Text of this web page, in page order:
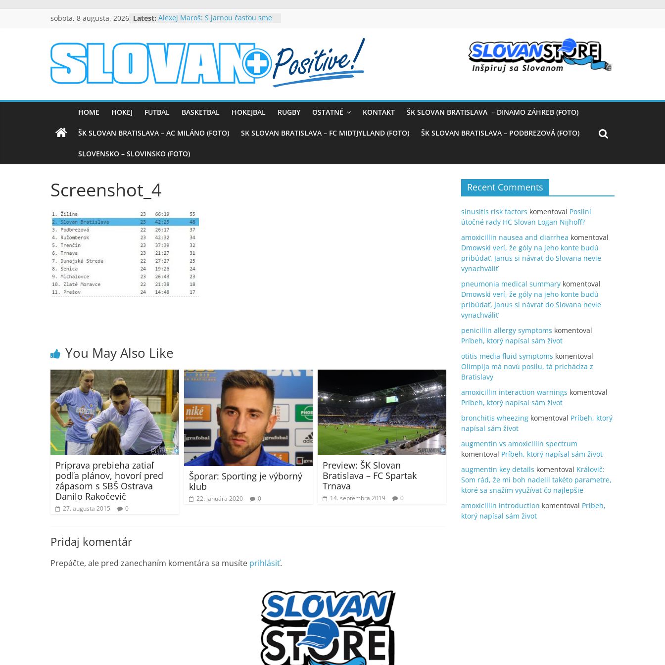
sobota, 8 augusta, 2026 Latest: Alexej Maroš: S jarnou časťou sme
byť dôležitou súčasťou tímového
úspechu
Peter Dubovský, v belasých
srdciach večne živý (VIDEO)
Mladí slovanisti získali prvenstvo
Nezabudnuteľné víťazstvo nad
Barcelonou (VIDEO)
slovanpositive.com
HOME HOKEJ FUTBAL BASKETBAL HOKEJBAL RUGBY OSTATNÉ KONTAKT ŠK SLOVAN BRATISLAVA – DINAMO ZÁHREB (FOTO)
ŠK SLOVAN BRATISLAVA – AC MILÁNO (FOTO) SK SLOVAN BRATISLAVA – FC MIDTJYLLAND (FOTO) ŠK SLOVAN BRATISLAVA – PODBREZOVÁ (FOTO)
SLOVENSKO – SLOVINSKO (FOTO)
Screenshot_4
You May Also Like
Príprava prebieha zatiaľ
podľa plánov, hovorí pred
zápasom s SBŠ Ostrava
Danilo Rakočevič
27. augusta 2015 0
Šporar: Sporting je výborný
klub
22. januára 2020 0
Preview: ŠK Slovan
Bratislava – FC Spartak
Trnava
14. septembra 2019 0
Pridaj komentár
Prepáčte, ale pred zanechaním komentára sa musíte prihlásiť.
Recent Comments
sinusitis risk factors komentoval Posilní
útočné rady HC Slovan Logan Nijhoff?
amoxicillin nausea and diarrhea komentoval
Dmowski verí, že góly na jeho konte budú
pribúdať, Janus si návrat do Slovana nevie
vynachváliť
pneumonia medical summary komentoval
Dmowski verí, že góly na jeho konte budú
pribúdať, Janus si návrat do Slovana nevie
vynachváliť
penicillin allergy symptoms komentoval
Príbeh, ktorý napísal sám život
otitis media fluid symptoms komentoval
Olimpija má novú posilu, tá prichádza z
Bratislavy
amoxicillin interaction warnings komentoval
Príbeh, ktorý napísal sám život
bronchitis wheezing komentoval Príbeh, ktorý
napísal sám život
augmentin vs amoxicillin spectrum
komentoval Príbeh, ktorý napísal sám život
augmentin key details komentoval Královič:
Som rád, že mi boh nadelil takéto parametre,
ktoré sa snažím využívať čo najlepšie
amoxicillin introduction komentoval Príbeh,
ktorý napísal sám život